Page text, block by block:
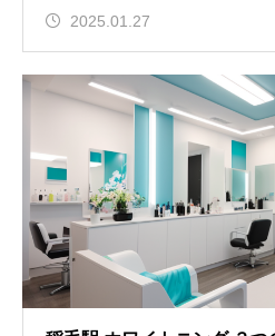
2025.01.27